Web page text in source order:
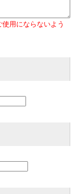
用にならないよう